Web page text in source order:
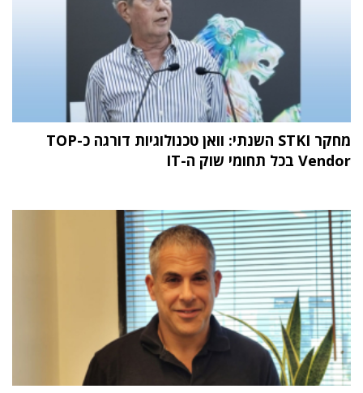
מחקר STKI השנתי: וואן טכנולוגיות דורגה כ-TOP
Vendor בכל תחומי שוק ה-IT